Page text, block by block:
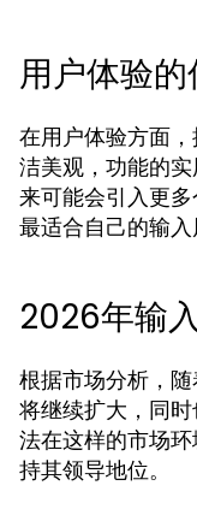
用户体验
在用户体验方面
洁美观，功能的
来可能会引入更
最适合自己的输入
2026年输
根据市场分析，
将继续扩大，同
法在这样的市场
持其领导地位。